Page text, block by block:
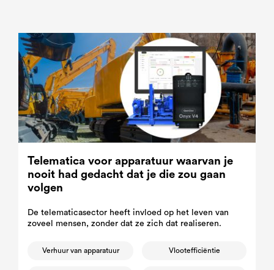
Telematica voor apparatuur waarvan je
nooit had gedacht dat je die zou gaan
volgen
De telematicasector heeft invloed op het leven van
zoveel mensen, zonder dat ze zich dat realiseren.
Verhuur van apparatuur Vlootefficiëntie